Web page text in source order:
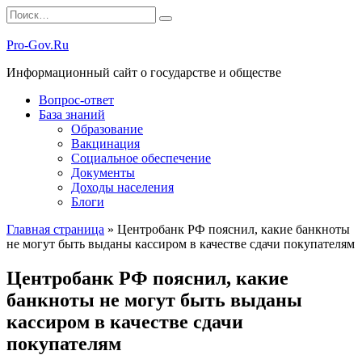
Перейти
к
содержанию
Search
for:
Pro-Gov.Ru
Информационный сайт о государстве и обществе
Вопрос-ответ
База знаний
Образование
Вакцинация
Социальное обеспечение
Документы
Доходы населения
Блоги
Главная страница » Центробанк РФ пояснил, какие банкноты
не могут быть выданы кассиром в качестве сдачи покупателям
Центробанк РФ пояснил, какие
банкноты не могут быть выданы
кассиром в качестве сдачи
покупателям